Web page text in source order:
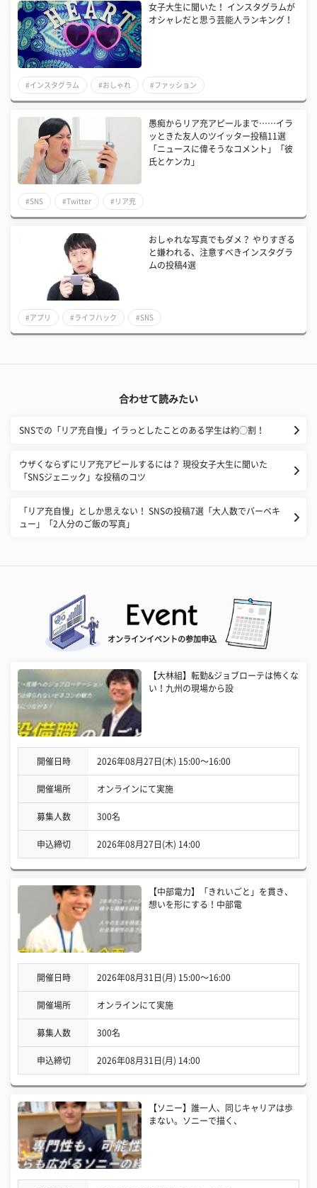
女子大生に聞いた！ インスタグラムが
オシャレだと思う芸能人ランキング！
#インスタグラム #おしゃれ #ファッション
愚痴からリア充アピールまで……イラ
ッときた友人のツイッター投稿11選
「ニュースに偉そうなコメント」「彼
氏とケンカ」
#SNS #Twitter #リア充
おしゃれな写真でもダメ？ やりすぎる
と嫌われる、注意すべきインスタグラ
ムの投稿4選
#アプリ #ライフハック #SNS
合わせて読みたい
SNSでの「リア充自慢」イラっとしたことのある学生は約◯割！
ウザくならずにリア充アピールするには？ 現役女子大生に聞いた
「SNSジェニック」な投稿のコツ
「リア充自慢」としか思えない！ SNSの投稿7選「大人数でバーベキ
ュー」「2人分のご飯の写真」
オンラインイベントの参加申込
【大林組】転勤&ジョブローテは怖くな
い！九州の現場から設
開催日時 2026年08月27日(木) 15:00〜16:00
開催場所 オンラインにて実施
募集人数 300名
申込締切 2026年08月27日(木) 14:00
【中部電力】「きれいごと」を貫き、
想いを形にする！中部電
開催日時 2026年08月31日(月) 15:00〜16:00
開催場所 オンラインにて実施
募集人数 300名
申込締切 2026年08月31日(月) 14:00
【ソニー】誰一人、同じキャリアは歩
まない。ソニーで描く、